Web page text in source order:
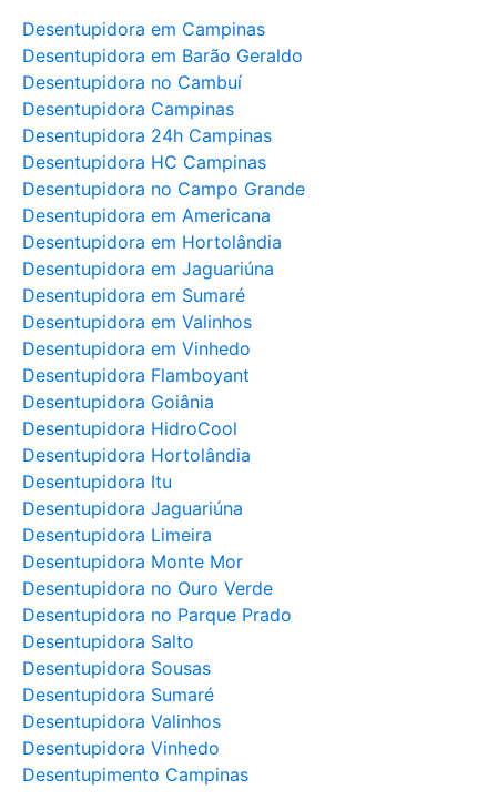
Desentupidora em Campinas
Desentupidora em Barão Geraldo
Desentupidora no Cambuí
Desentupidora Campinas
Desentupidora 24h Campinas
Desentupidora HC Campinas
Desentupidora no Campo Grande
Desentupidora em Americana
Desentupidora em Hortolândia
Desentupidora em Jaguariúna
Desentupidora em Sumaré
Desentupidora em Valinhos
Desentupidora em Vinhedo
Desentupidora Flamboyant
Desentupidora Goiânia
Desentupidora HidroCool
Desentupidora Hortolândia
Desentupidora Itu
Desentupidora Jaguariúna
Desentupidora Limeira
Desentupidora Monte Mor
Desentupidora no Ouro Verde
Desentupidora no Parque Prado
Desentupidora Salto
Desentupidora Sousas
Desentupidora Sumaré
Desentupidora Valinhos
Desentupidora Vinhedo
Desentupimento Campinas